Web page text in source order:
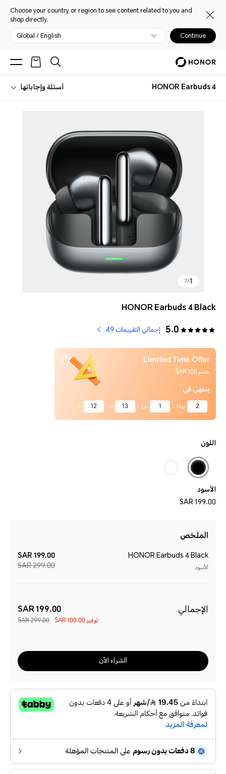
Choose your country or region to see content related to you and
shop directly.
Global / English Continue
HONOR Earbuds 4 أسئلة وإجاباتها
1
/
7
HONOR Earbuds 4 Black
5.0 إجمالي التقييمات 49
Limited Time Offer
خصم 100 SAR
ينتهي في
2 يومًا :
1 س :
13 د :
11 ث
اللون
الأسود
199.00 SAR
الملخص
HONOR Earbuds 4 Black
الأسود
199.00 SAR
299.00 SAR
الإجمالي 199.00 SAR
توفير100.00 SAR
299.00 SAR
الشراء الآن